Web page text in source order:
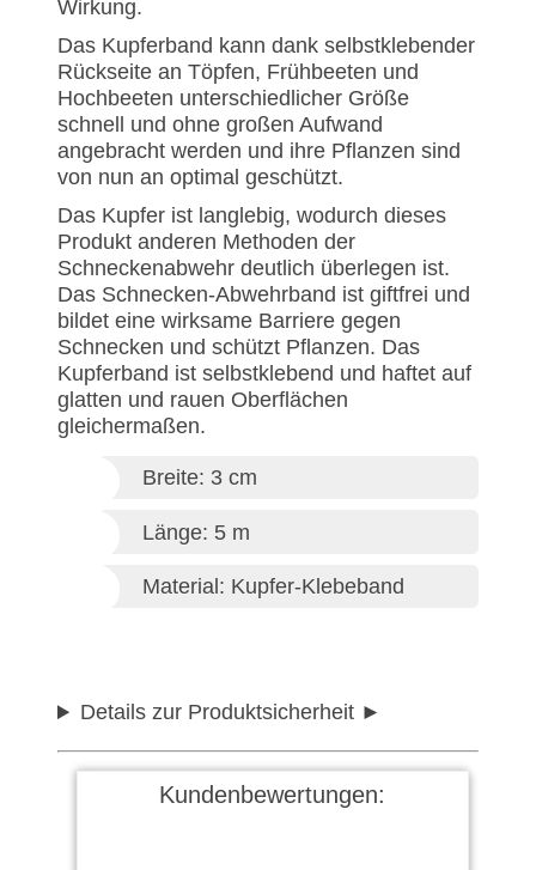
Wirkung.
Das Kupferband kann dank selbstklebender
Rückseite an Töpfen, Frühbeeten und
Hochbeeten unterschiedlicher Größe
schnell und ohne großen Aufwand
angebracht werden und ihre Pflanzen sind
von nun an optimal geschützt.
Das Kupfer ist langlebig, wodurch dieses
Produkt anderen Methoden der
Schneckenabwehr deutlich überlegen ist.
Das Schnecken-Abwehrband ist giftfrei und
bildet eine wirksame Barriere gegen
Schnecken und schützt Pflanzen. Das
Kupferband ist selbstklebend und haftet auf
glatten und rauen Oberflächen
gleichermaßen.
Breite: 3 cm
Länge: 5 m
Material: Kupfer-Klebeband
Details zur Produktsicherheit
Kundenbewertungen: